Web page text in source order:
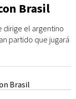
Brasil
dirige el argentino
partido que jugará